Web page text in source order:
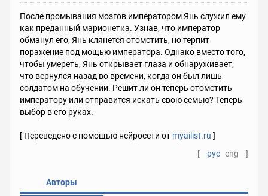
После промывания мозгов императором Янь служил ему
как преданный марионетка. Узнав, что император
обманул его, Янь клянется отомстить, но терпит
поражение под мощью императора. Однако вместо того,
чтобы умереть, Янь открывает глаза и обнаруживает,
что вернулся назад во времени, когда он был лишь
солдатом на обучении. Решит ли он теперь отомстить
императору или отправится искать свою семью? Теперь
выбор в его руках.
[ Переведено с помощью нейросети от myailist.ru ]
[
рус eng ]
Авторы